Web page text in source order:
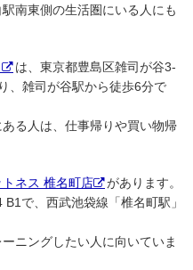
南東側の生活圏にいる人にも
は、東京都豊島区雑司が谷3-
、雑司が谷駅から徒歩6分で
る人は、仕事帰りや買い物帰
ネス 椎名町店
があります。
で、西武池袋線「椎名町駅」
ニングしたい人に向いていま